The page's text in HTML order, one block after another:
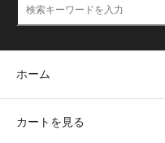
ホーム
カートを見る